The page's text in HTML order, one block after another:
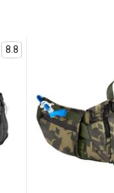
8.8